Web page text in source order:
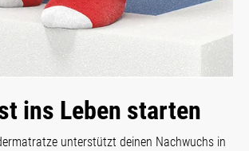
ins Leben starten
unterstützt deinen Nachwuchs in